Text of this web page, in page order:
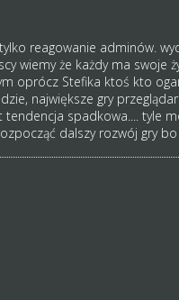
reagowanie adminów.
wiemy że każdy ma swoje
Stefika ktoś kto
największe gry
spadkowa.... tyle
dalszy rozwój gry bo